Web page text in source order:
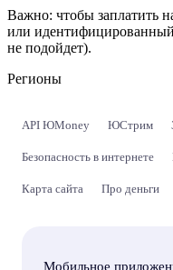
Важно: чтобы заплатить
или
не подойдет).
Регионы
API ЮMoney ЮСтрим
Безопасность в интернете
Карта сайта Про деньги
Мобильное